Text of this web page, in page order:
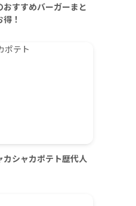
すすめバーガーまと
！
カシャカポテト歴代人